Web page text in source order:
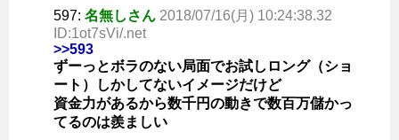
597: 名無しさん 2018/07/16(月) 10:24:38.32
ID:1ot7sVi/.net
>>593
ずーっとボラのない局面でお試しロング（ショ
ート）しかしてないイメージだけど
資金力があるから数千円の動きで数百万儲かっ
てるのは羨ましい